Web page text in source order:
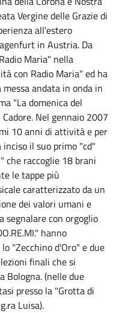
Vergine delle Grazie di
all'estero
in Austria. Da
Maria" nella
con Radio Maria" ed ha
andata in onda in
"La domenica del
Nel gennaio 2007
10 anni di attività e per
il suo primo "cd"
che raccoglie 18 brani
le tappe più
caratterizzato da un
dei valori umani e
segnalare con orgoglio
hanno
"Zecchino d'Oro" e due
finali che si
Bologna. (nelle due
presso la "Grotta di
Luisa).